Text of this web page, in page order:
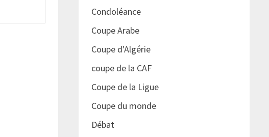
Condoléance
Coupe Arabe
Coupe d'Algérie
coupe de la CAF
Coupe de la Ligue
Coupe du monde
Débat